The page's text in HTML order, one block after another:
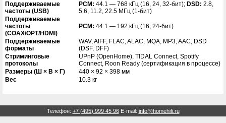
Поддерживаемые
частоты (USB)
PCM: 44.1 — 768 кГц (16, 24, 32-бит); DSD: 2.8,
5.6, 11.2, 22.5 МГц (1-бит)
Поддерживаемые
частоты
(COAX/OPT/HDMI)
PCM: 44.1 — 192 кГц (16, 24-бит)
Поддерживаемые
форматы
WAV, AIFF, FLAC, ALAC, MQA, MP3, AAC, DSD
(DSF, DFF)
Стриминговые
протоколы
UPnP (OpenHome), TIDAL Connect, Spotify
Connect, Roon Ready (сертификация в процессе)
Размеры (Ш × В × Г)
440 × 92 × 398 мм
Вес
10.3 кг
Телефон: +7 (495) 999 45 96E-mail: info@homehifi.ru